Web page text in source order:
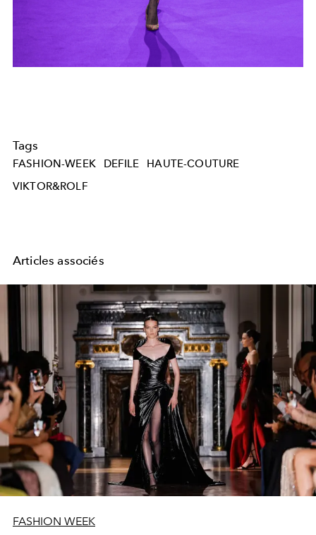
Tags
FASHION-WEEK DEFILE
HAUTE-COUTURE
VIKTOR&ROLF
Articles associés
FASHION WEEK